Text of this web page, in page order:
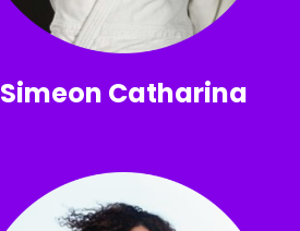
Simeon Catharina